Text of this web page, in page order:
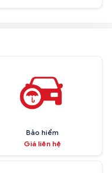
Bảo hiểm
Giá liên hệ